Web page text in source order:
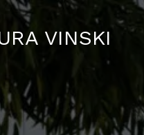
VINSKI